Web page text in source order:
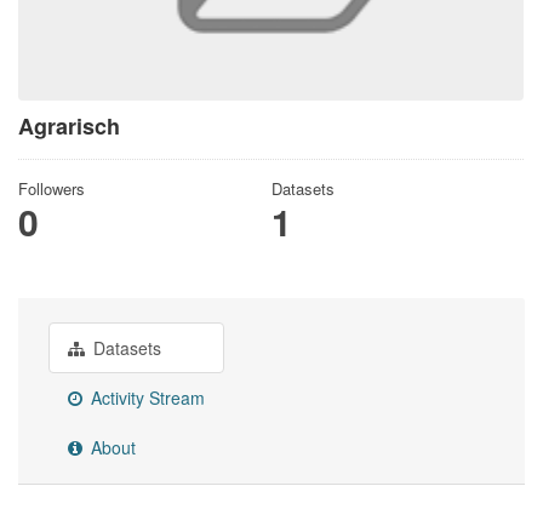
Agrarisch
Followers
0
Datasets
1
Datasets
Activity Stream
About